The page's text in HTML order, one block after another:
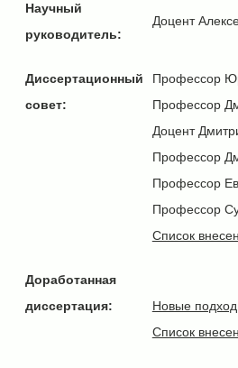
Научный
руководитель:
Доцент
Диссертационный
совет:
Профессор
Профессор
Доцент
Профессор
Профессор
Профессор
Список
Доработанная
диссертация:
Новые
Список